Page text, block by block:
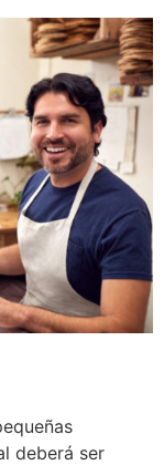
deberá ser